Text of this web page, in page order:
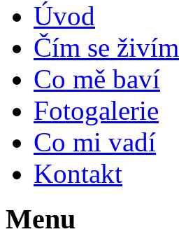
Úvod
Čím se živím
Co mě baví
Fotogalerie
Co mi vadí
Kontakt
Menu